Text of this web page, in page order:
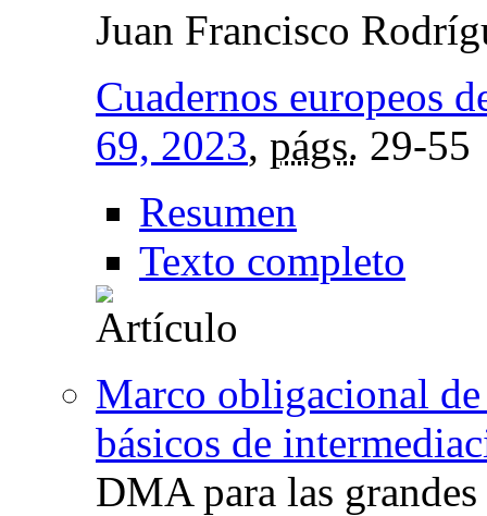
Juan Francisco
Cuadernos europeos
69, 2023, págs. 29-55
Resumen
Texto completo
Marco obligacional
básicos de
DMA para las